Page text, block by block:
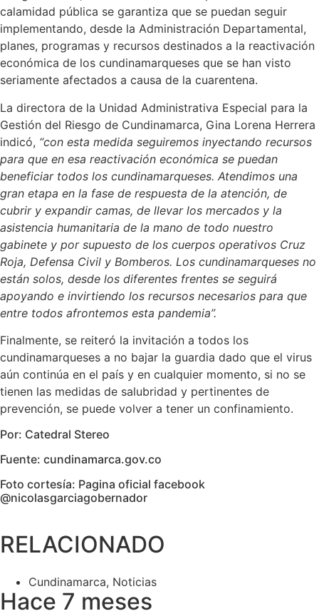
calamidad pública se garantiza que se puedan seguir
implementando, desde la Administración Departamental,
planes, programas y recursos destinados a la reactivación
económica de los cundinamarqueses que se han visto
seriamente afectados a causa de la cuarentena.
La directora de la Unidad Administrativa Especial para la
Gestión del Riesgo de Cundinamarca, Gina Lorena Herrera
indicó, “con esta medida seguiremos inyectando recursos
para que en esa reactivación económica se puedan
beneficiar todos los cundinamarqueses. Atendimos una
gran etapa en la fase de respuesta de la atención, de
cubrir y expandir camas, de llevar los mercados y la
asistencia humanitaria de la mano de todo nuestro
gabinete y por supuesto de los cuerpos operativos Cruz
Roja, Defensa Civil y Bomberos. Los cundinamarqueses no
están solos, desde los diferentes frentes se seguirá
apoyando e invirtiendo los recursos necesarios para que
entre todos afrontemos esta pandemia”.
Finalmente, se reiteró la invitación a todos los
cundinamarqueses a no bajar la guardia dado que el virus
aún continúa en el país y en cualquier momento, si no se
tienen las medidas de salubridad y pertinentes de
prevención, se puede volver a tener un confinamiento.
Por: Catedral Stereo
Fuente: cundinamarca.gov.co
Foto cortesía: Pagina oficial facebook
@nicolasgarciagobernador
RELACIONADO
Cundinamarca, Noticias
Hace 7 meses